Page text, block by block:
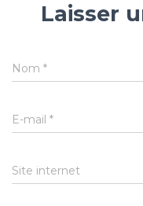
Laisser
Nom *
E-mail *
Site internet